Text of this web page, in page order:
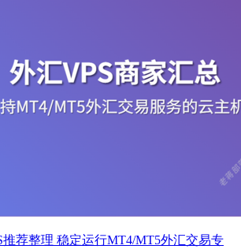
推荐整理 稳定运行MT4/MT5外汇交易专